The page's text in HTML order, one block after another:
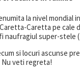
la nivel mondial
Caretta pe cale
naufragiul super-stele
si locuri ascunse
Nu veti regreta!